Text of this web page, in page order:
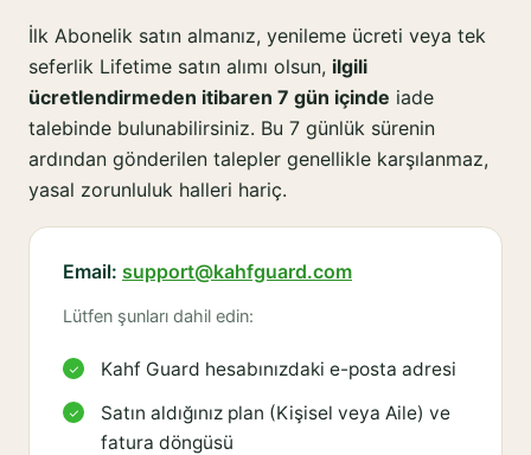
İlk Abonelik satın almanız, yenileme ücreti veya tek
seferlik Lifetime satın alımı olsun, ilgili
ücretlendirmeden itibaren 7 gün içinde iade
talebinde bulunabilirsiniz. Bu 7 günlük sürenin
ardından gönderilen talepler genellikle karşılanmaz,
yasal zorunluluk halleri hariç.
Email: support@kahfguard.com
Lütfen şunları dahil edin:
Kahf Guard hesabınızdaki e-posta adresi
Satın aldığınız plan (Kişisel veya Aile) ve
fatura döngüsü